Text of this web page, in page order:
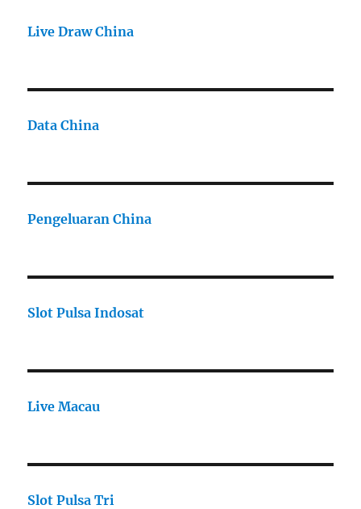
Live Draw China
Data China
Pengeluaran China
Slot Pulsa Indosat
Live Macau
Slot Pulsa Tri